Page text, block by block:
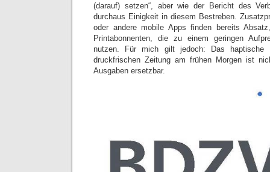
(darauf) setzen“, aber wie der Bericht des
durchaus Einigkeit in diesem Bestreben.
oder andere mobile Apps finden bereits
Printabonnenten, die zu einem geringen
nutzen. Für mich gilt jedoch: Das haptische
druckfrischen Zeitung am frühen Morgen ist
Ausgaben ersetzbar.